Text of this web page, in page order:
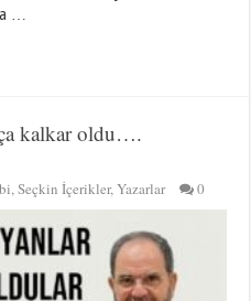
…
kalkar oldu….
,Seçkin İçerikler,Yazarlar 0